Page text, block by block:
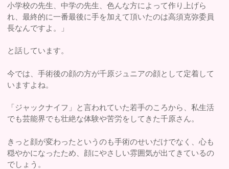
小学校の先生、中学の先生、色んな方によって作り上げら
れ、最終的に一番最後に手を加えて頂いたのは高須克弥委員
長なんですよ。」
と話しています。
今では、手術後の顔の方が千原ジュニアの顔として定着して
いますよね。
「ジャックナイフ」と言われていた若手のころから、私生活
でも芸能界でも壮絶な体験や苦労をしてきた千原さん。
きっと顔が変わったというのも手術のせいだけでなく、心も
穏やかになったため、顔にやさしい雰囲気が出てきているの
でしょう。